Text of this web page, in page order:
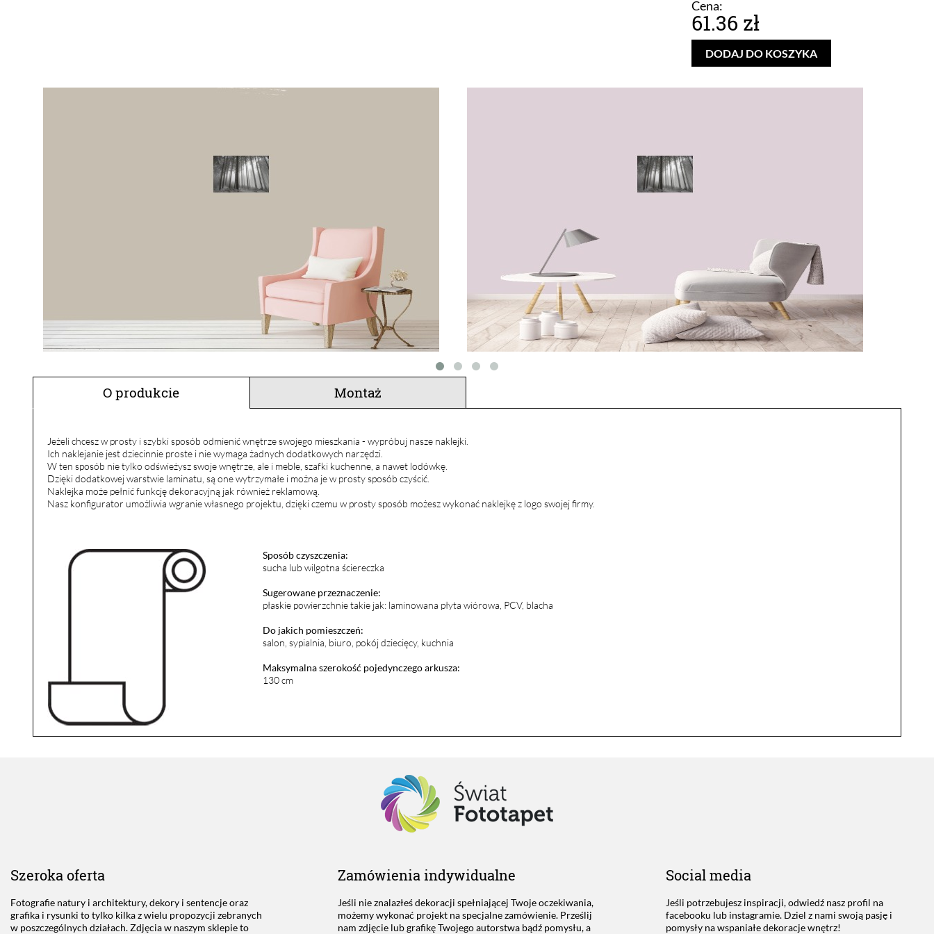
Cena:
61.36 zł
DODAJ DO KOSZYKA
O produkcie Montaż
Jeżeli chcesz w prosty i szybki sposób odmienić wnętrze swojego mieszkania - wypróbuj nasze naklejki.
Ich naklejanie jest dziecinnie proste i nie wymaga żadnych dodatkowych narzędzi.
W ten sposób nie tylko odświeżysz swoje wnętrze, ale i meble, szafki kuchenne, a nawet lodówkę.
Dzięki dodatkowej warstwie laminatu, są one wytrzymałe i można je w prosty sposób czyścić.
Naklejka może pełnić funkcję dekoracyjną jak również reklamową.
Nasz konfigurator umożliwia wgranie własnego projektu, dzięki czemu w prosty sposób możesz wykonać naklejkę z logo swojej firmy.
Sposób czyszczenia:
sucha lub wilgotna ściereczka
Sugerowane przeznaczenie:
płaskie powierzchnie takie jak: laminowana płyta wiórowa, PCV, blacha
Do jakich pomieszczeń:
salon, sypialnia, biuro, pokój dziecięcy, kuchnia
Maksymalna szerokość pojedynczego arkusza:
130 cm
Szeroka oferta
Fotografie natury i architektury, dekory i sentencje oraz
grafika i rysunki to tylko kilka z wielu propozycji zebranych
w poszczególnych działach. Zdjęcia w naszym sklepie to
Zamówienia indywidualne
Jeśli nie znalazłeś dekoracji spełniającej Twoje oczekiwania,
możemy wykonać projekt na specjalne zamówienie. Prześlij
nam zdjęcie lub grafikę Twojego autorstwa bądź pomysłu, a
Social media
Jeśli potrzebujesz inspiracji, odwiedź nasz profil na
facebooku lub instagramie. Dziel z nami swoją pasję i
pomysły na wspaniałe dekoracje wnętrz!